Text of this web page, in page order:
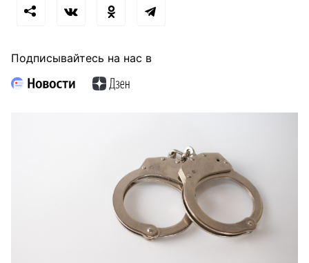
Подписывайтесь на нас в